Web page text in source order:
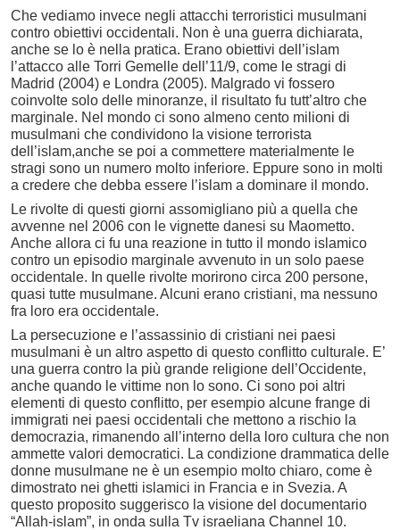
Che vediamo invece negli attacchi terroristici musulmani
contro obiettivi occidentali. Non è una guerra dichiarata,
anche se lo è nella pratica. Erano obiettivi dell’islam
l’attacco alle Torri Gemelle dell’11/9, come le stragi di
Madrid (2004) e Londra (2005). Malgrado vi fossero
coinvolte solo delle minoranze, il risultato fu tutt’altro che
marginale. Nel mondo ci sono almeno cento milioni di
musulmani che condividono la visione terrorista
dell’islam,anche se poi a commettere materialmente le
stragi sono un numero molto inferiore. Eppure sono in molti
a credere che debba essere l’islam a dominare il mondo.
Le rivolte di questi giorni assomigliano più a quella che
avvenne nel 2006 con le vignette danesi su Maometto.
Anche allora ci fu una reazione in tutto il mondo islamico
contro un episodio marginale avvenuto in un solo paese
occidentale. In quelle rivolte morirono circa 200 persone,
quasi tutte musulmane. Alcuni erano cristiani, ma nessuno
fra loro era occidentale.
La persecuzione e l’assassinio di cristiani nei paesi
musulmani è un altro aspetto di questo conflitto culturale. E’
una guerra contro la più grande religione dell’Occidente,
anche quando le vittime non lo sono. Ci sono poi altri
elementi di questo conflitto, per esempio alcune frange di
immigrati nei paesi occidentali che mettono a rischio la
democrazia, rimanendo all’interno della loro cultura che non
ammette valori democratici. La condizione drammatica delle
donne musulmane ne è un esempio molto chiaro, come è
dimostrato nei ghetti islamici in Francia e in Svezia. A
questo proposito suggerisco la visione del documentario
“Allah-islam”, in onda sulla Tv israeliana Channel 10.